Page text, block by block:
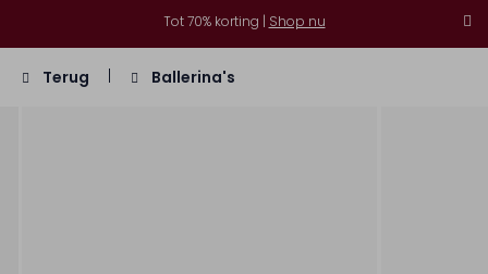
Tot 70% korting | Shop nu
Terug Ballerina's